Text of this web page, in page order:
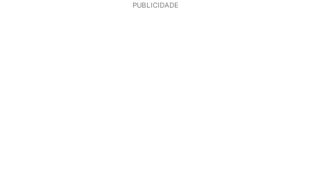
PUBLICIDADE